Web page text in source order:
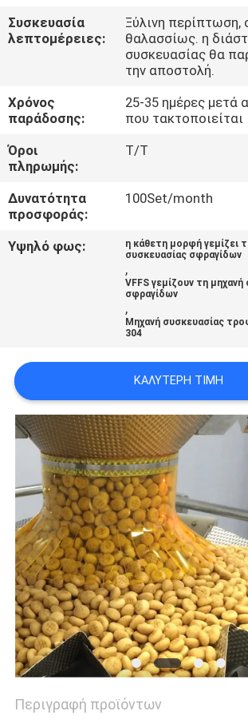
ΕΠΙΚΟΙΝΩΝΉΣΤΕ
ΜΑΖΊ
ΝΈΑ
ΖΗΤΉΣΤΕ
ΜΙΑ
ΠΟΛΙΤΙΚΉ
ΑΠΟΡΡΉΤΟΥ
Συσκευασία
λεπτομέρειες:
Ξύλινη περίπτωση,
θαλασσίως. η
συσκευασίας θα
την αποστολή.
Χρόνος
παράδοσης:
25-35 ημέρες μετά
που τακτοποιείται
Όροι
πληρωμής:
T/T
Δυνατότητα
προσφοράς:
100Set/month
Υψηλό φως:
η κάθετη μορφή γεμίζει
συσκευασίας σφραγίδων
,
VFFS γεμίζουν τη μηχανή
σφραγίδων
,
Μηχανή συσκευασίας
304
ΚΑΛΎΤΕΡΗ ΤΙΜΉ
Περιγραφή προϊόντων